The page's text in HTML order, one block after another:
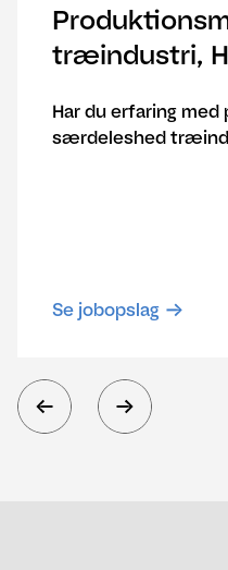
træindustri,
Har du erfaring
særdeleshed
Se jobopslag